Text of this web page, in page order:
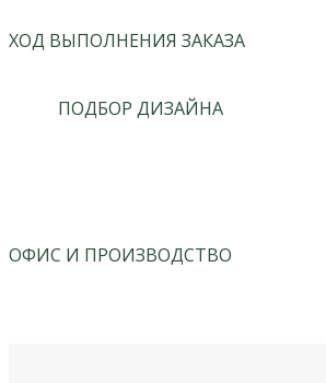
ХОД ВЫПОЛНЕНИЯ ЗАКАЗА
ПОДБОР ДИЗАЙНА
ОФИС И ПРОИЗВОДСТВО